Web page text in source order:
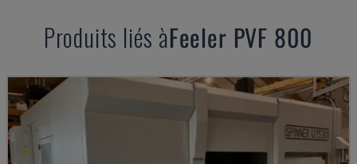
Produits liés àFeeler PVF 800